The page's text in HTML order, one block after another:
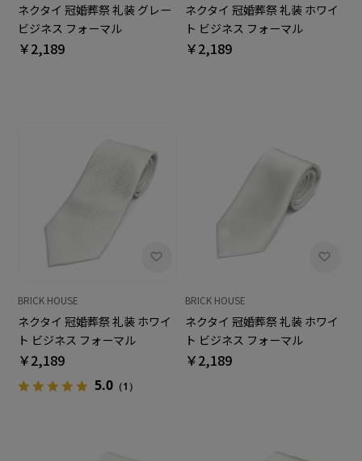
ネクタイ 冠婚葬祭 礼装 グレー
ビジネス フォーマル
￥2,189
ネクタイ 冠婚葬祭 礼装 ホワイ
ト ビジネス フォーマル
￥2,189
BRICK HOUSE
ネクタイ 冠婚葬祭 礼装 ホワイ
ト ビジネス フォーマル
￥2,189
5.0（1）
BRICK HOUSE
ネクタイ 冠婚葬祭 礼装 ホワイ
ト ビジネス フォーマル
￥2,189